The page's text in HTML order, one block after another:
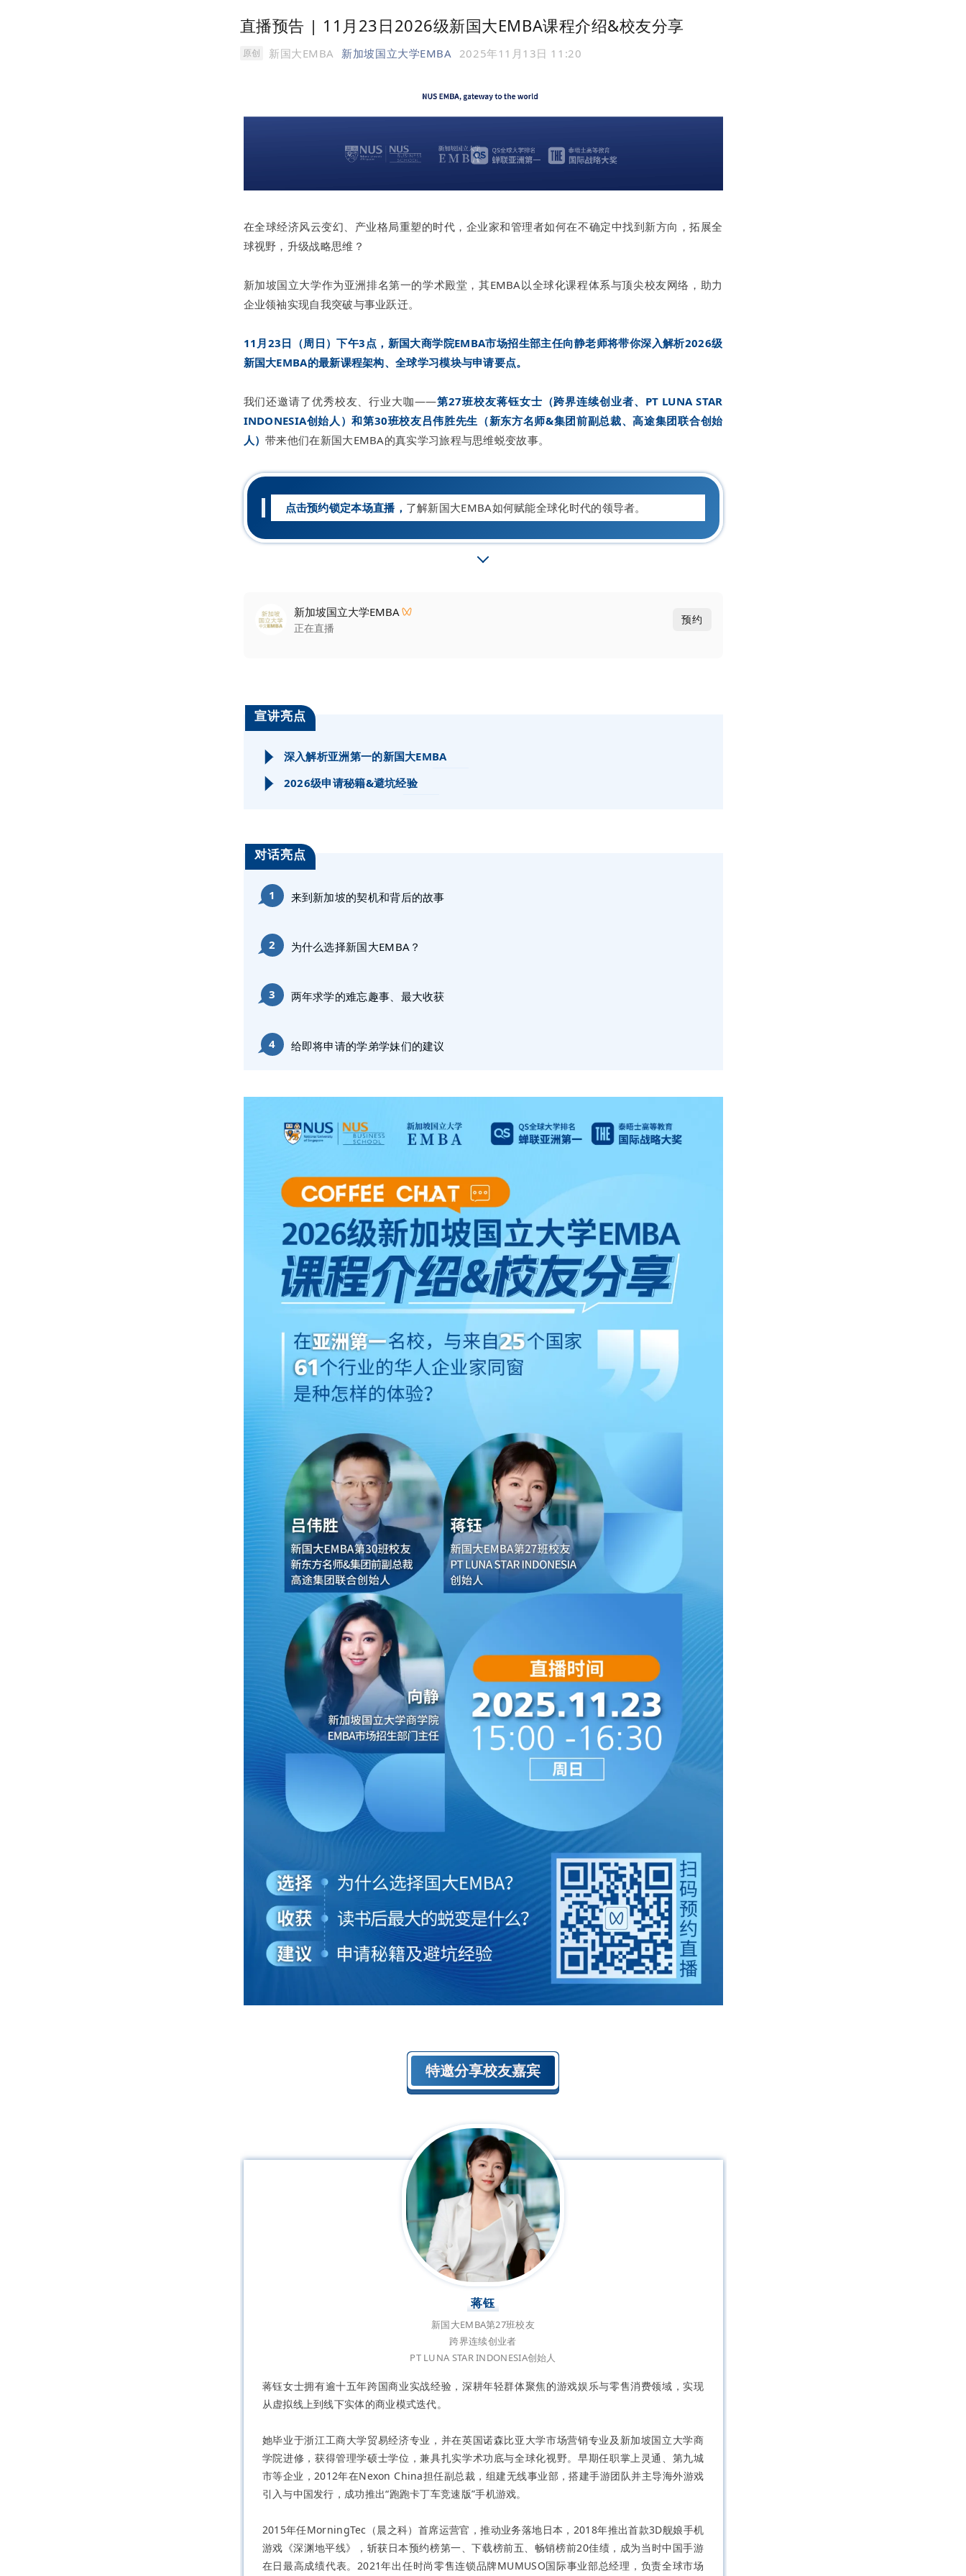
直播预告 | 11月23日2026级新国大EMBA课程介绍&校友分享
原创 新国大EMBA 新加坡国立大学EMBA 2025年11月13日 11:20
在全球经济风云变幻、产业格局重塑的时代，企业家和管理者如何在不确定中找到新方向，拓展全
球视野，升级战略思维？
新加坡国立大学作为亚洲排名第一的学术殿堂，其EMBA以全球化课程体系与顶尖校友网络，助力
企业领袖实现自我突破与事业跃迁。
11月23日（周日）下午3点，新国大商学院EMBA市场招生部主任向静老师将带你深入解析2026级
新国大EMBA的最新课程架构、全球学习模块与申请要点。
我们还邀请了优秀校友、行业大咖——第27班校友蒋钰女士（跨界连续创业者、 PT LUNA STAR
INDONESIA创始人）和第30班校友吕伟胜先生（新东方名师&集团前副总裁、高途集团联合创始
人）带来他们在新国大EMBA的真实学习旅程与思维蜕变故事。
点击预约锁定本场直播， 了解新国大EMBA如何赋能全球化时代的领导者。
宣讲亮点
深入解析亚洲第一的新国大EMBA
2026级申请秘籍&避坑经验
对话亮点
1 来到新加坡的契机和背后的故事
2 为什么选择新国大EMBA？
3 两年求学的难忘趣事、最大收获
4 给即将申请的学弟学妹们的建议
特邀分享校友嘉宾
蒋钰
新国大EMBA第27班校友
跨界连续创业者
PT LUNA STAR INDONESIA创始人
蒋钰女士拥有逾十五年跨国商业实战经验，深耕年轻群体聚焦的游戏娱乐与零售消费领域，实现
从虚拟线上到线下实体的商业模式迭代。
她毕业于浙江工商大学贸易经济专业，并在英国诺森比亚大学市场营销专业及新加坡国立大学商
学院进修，获得管理学硕士学位，兼具扎实学术功底与全球化视野。早期任职掌上灵通、第九城
市等企业，2012年在Nexon China担任副总裁，组建无线事业部，搭建手游团队并主导海外游戏
引入与中国发行，成功推出“跑跑卡丁车竞速版”手机游戏。
2015年任MorningTec（晨之科）首席运营官，推动业务落地日本，2018年推出首款3D舰娘手机
游戏《深渊地平线》，斩获日本预约榜第一、下载榜前五、畅销榜前20佳绩，成为当时中国手游
在日最高成绩代表。2021年出任时尚零售连锁品牌MUMUSO国际事业部总经理，负责全球市场